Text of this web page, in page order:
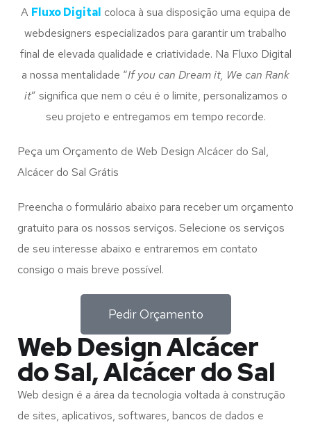
A Fluxo Digital coloca à sua disposição uma equipa de
webdesigners especializados para garantir um trabalho
final de elevada qualidade e criatividade. Na Fluxo Digital
a nossa mentalidade “If you can Dream it, We can Rank
it” significa que nem o céu é o limite, personalizamos o
seu projeto e entregamos em tempo recorde.
Peça um Orçamento de Web Design Alcácer do Sal,
Alcácer do Sal Grátis
Preencha o formulário abaixo para receber um orçamento
gratuito para os nossos serviços. Selecione os serviços
de seu interesse abaixo e entraremos em contato
consigo o mais breve possível.
Pedir Orçamento
Web Design Alcácer
do Sal, Alcácer do Sal
Web design é a área da tecnologia voltada à construção
de sites, aplicativos, softwares, bancos de dados e